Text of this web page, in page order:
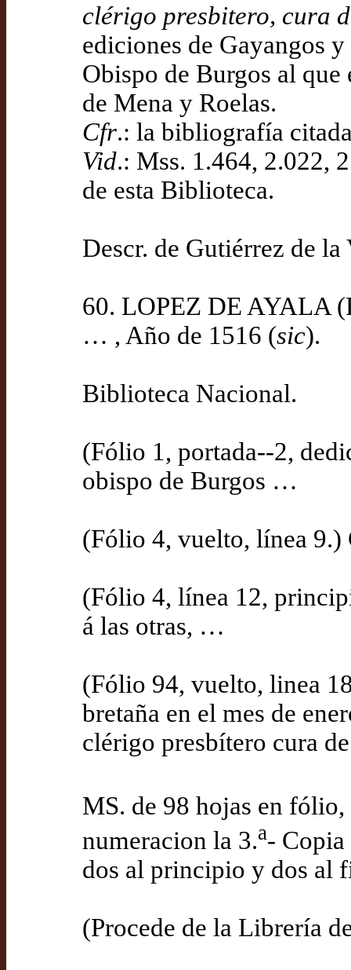
clérigo presbitero, cura
ediciones de Gayangos
Obispo de Burgos al
de Mena y Roelas.
Cfr.: la bibliografía
Vid.: Mss. 1.464, 2.022,
de esta Biblioteca.
Descr. de Gutiérrez de la
60. LOPEZ DE AYALA
… , Año de 1516 (sic).
Biblioteca Nacional.
(Fólio 1, portada--2,
obispo de Burgos …
(Fólio 4, vuelto, línea 9.)
(Fólio 4, línea 12,
á las otras, …
(Fólio 94, vuelto, linea
bretaña en el mes de
clérigo presbítero cura
MS. de 98 hojas en
numeracion la 3.a- Copia
dos al principio y dos al
(Procede de la Librería